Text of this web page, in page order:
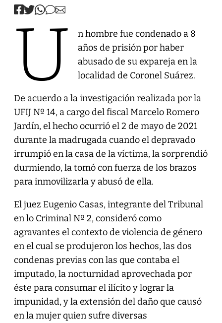
U
n hombre fue condenado a 8
años de prisión por haber
abusado de su expareja en la
localidad de Coronel Suárez.
De acuerdo a la investigación realizada por la
UFIJ Nº 14, a cargo del fiscal Marcelo Romero
Jardín, el hecho ocurrió el 2 de mayo de 2021
durante la madrugada cuando el depravado
irrumpió en la casa de la víctima, la sorprendió
durmiendo, la tomó con fuerza de los brazos
para inmovilizarla y abusó de ella.
El juez Eugenio Casas, integrante del Tribunal
en lo Criminal Nº 2, consideró como
agravantes el contexto de violencia de género
en el cual se produjeron los hechos, las dos
condenas previas con las que contaba el
imputado, la nocturnidad aprovechada por
éste para consumar el ilícito y lograr la
impunidad, y la extensión del daño que causó
en la mujer quien sufre diversas